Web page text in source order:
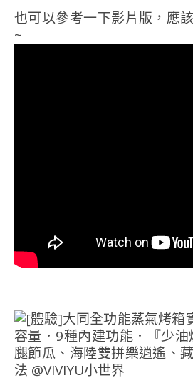
也可以參考一下影片版，應
~